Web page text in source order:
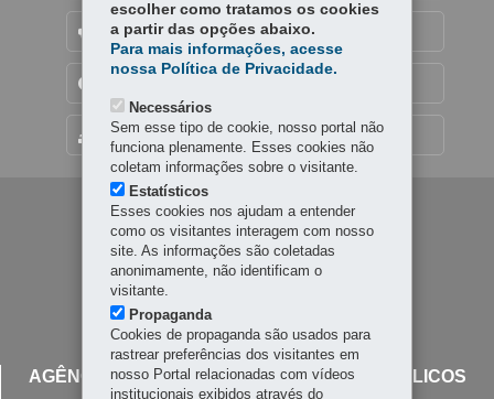
MAPA DO SITE
OUVIDORIA
Navegação
principal
AGÊNCIA REGULADORA DE SERVIÇOS PÚBLICOS
escolher como tratamos os cookies
a partir das opções abaixo.
Para mais informações, acesse
nossa Política de Privacidade.
Necessários
Sem esse tipo de cookie, nosso portal não
funciona plenamente. Esses cookies não
coletam informações sobre o visitante.
Estatísticos
Esses cookies nos ajudam a entender
como os visitantes interagem com nosso
site. As informações são coletadas
anonimamente, não identificam o
visitante.
Propaganda
Cookies de propaganda são usados para
rastrear preferências dos visitantes em
nosso Portal relacionadas com vídeos
institucionais exibidos através do